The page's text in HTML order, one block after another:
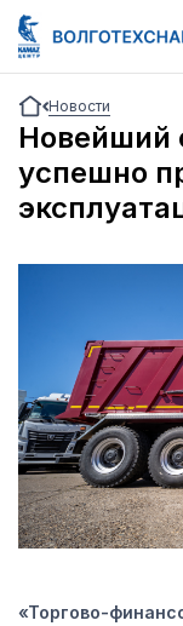
Новости
Новейший
успешно
«Торгово-